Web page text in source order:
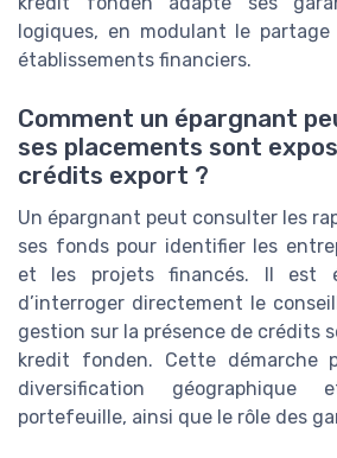
logiques, en modulant le
établissements financiers.
Comment un épargnant
ses placements sont
crédits export ?
Un épargnant peut consulter les
ses fonds pour identifier les
et les projets financés. Il est
d’interroger directement le
gestion sur la présence de crédits
kredit fonden. Cette démarche
diversification
portefeuille, ainsi que le rôle des